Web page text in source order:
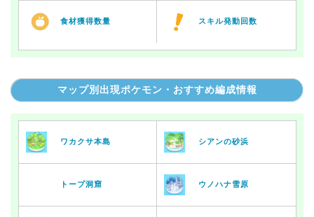
食材獲得数量 スキル発動回数
マップ別出現ポケモン・おすすめ編成情報
ワカクサ本島 シアンの砂浜
トープ洞窟 ウノハナ雪原